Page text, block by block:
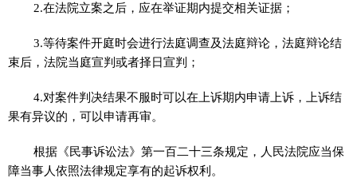
2.在法院立案之后，应在举证期内提交相关证据；
3.等待案件开庭时会进行法庭调查及法庭辩论，法庭辩论结
束后，法院当庭宣判或者择日宣判；
4.对案件判决结果不服时可以在上诉期内申请上诉，上诉结
果有异议的，可以申请再审。
根据《民事诉讼法》第一百二十三条规定，人民法院应当保
障当事人依照法律规定享有的起诉权利。